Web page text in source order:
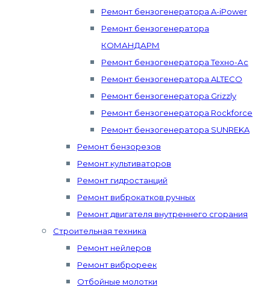
Ремонт бензогенератора A-iPower
Ремонт бензогенератора
КОМАНДАРМ
Ремонт бензогенератора Техно-Ас
Ремонт бензогенератора ALTECO
Ремонт бензогенератора Grizzly
Ремонт бензогенератора Rockforce
Ремонт бензогенератора SUNREKA
Ремонт бензорезов
Ремонт культиваторов
Ремонт гидростанций
Ремонт виброкатков ручных
Ремонт двигателя внутреннего сгорания
Строительная техника
Ремонт нейлеров
Ремонт виброреек
Отбойные молотки